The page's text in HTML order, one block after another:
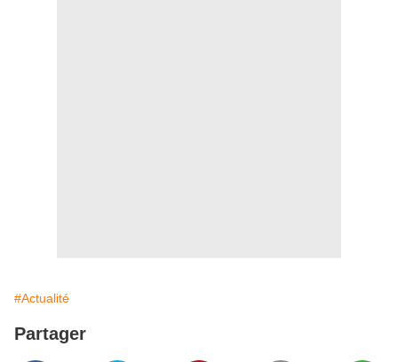
#Actualité
Partager